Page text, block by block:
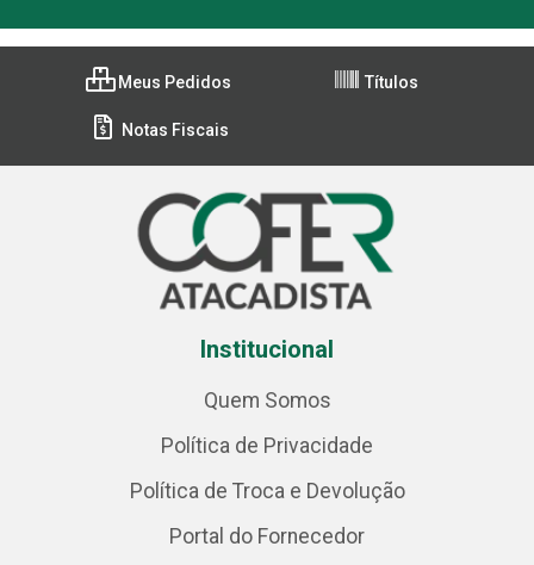
Meus Pedidos Títulos
Notas Fiscais
Institucional
Quem Somos
Política de Privacidade
Política de Troca e Devolução
Portal do Fornecedor